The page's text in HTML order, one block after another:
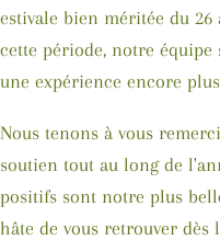
estivale bien méritée du 26
cette période, notre
une expérience encore
Nous tenons à vous
soutien tout au long de
positifs sont notre plus
hâte de vous retrouver dès